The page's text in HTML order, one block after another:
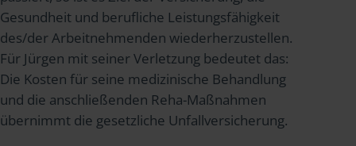
Gesundheit und berufliche Leistungsfähigkeit
des/der Arbeitnehmenden wiederherzustellen.
Für Jürgen mit seiner Verletzung bedeutet das:
Die Kosten für seine medizinische Behandlung
und die anschließenden Reha-Maßnahmen
übernimmt die gesetzliche Unfallversicherung.